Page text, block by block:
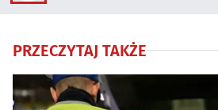
PRZECZYTAJ TAKŻE